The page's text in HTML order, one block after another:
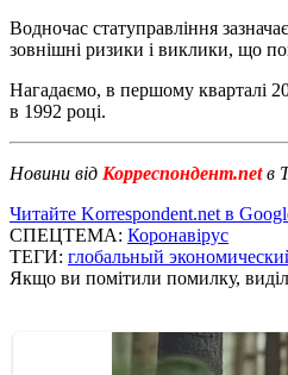
Водночас статуправління
зовнішні ризики і виклики, що
Нагадаємо, в першому кварталі
в 1992 році.
Новини від Корреспондент.netв
Читайте Korrespondent.net в
СПЕЦТЕМА: Коронавірус
ТЕГИ: глобальный
Якщо ви помітили помилку,